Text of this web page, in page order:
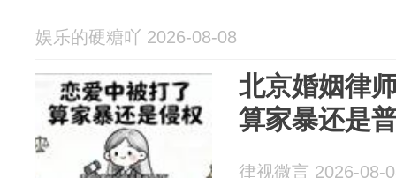
娱乐的硬糖吖 2026-08-08
北京婚姻律
算家暴还是
律视微言 2026-08-